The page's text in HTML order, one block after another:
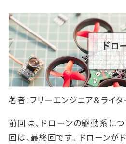
著者：フリーエンジニア＆ライ
前回は、ドローンの駆動系に
回は、最終回です。ドローンが